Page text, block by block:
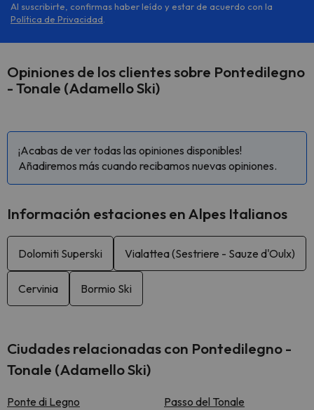
Al suscribirte, confirmas haber leído y estar de acuerdo con la
Política de Privacidad
Opiniones de los clientes sobre Pontedilegno
- Tonale (Adamello Ski)
¡Acabas de ver todas las opiniones disponibles!
Añadiremos más cuando recibamos nuevas opiniones.
Información estaciones en Alpes Italianos
Dolomiti Superski Vialattea (Sestriere - Sauze d'Oulx)
Cervinia Bormio Ski
Ciudades relacionadas con Pontedilegno -
Tonale (Adamello Ski)
Ponte di Legno Passo del Tonale